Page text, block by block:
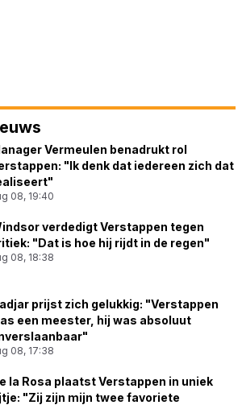
Vermeulen benadrukt rol
"Ik denk dat iedereen zich dat
08, 19:40
verdedigt Verstappen tegen
"Dat is hoe hij rijdt in de regen"
08, 18:38
prijst zich gelukkig: "Verstappen
een meester, hij was absoluut
08, 17:38
la Rosa plaatst Verstappen in uniek
"Zij zijn mijn twee favoriete